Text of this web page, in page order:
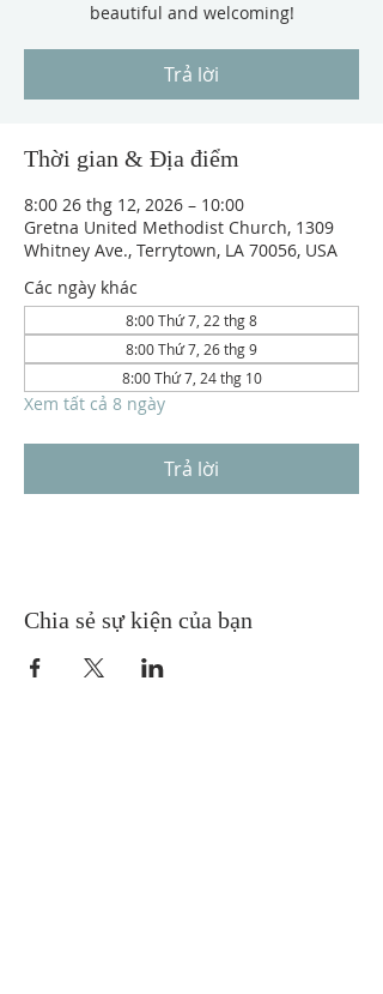
beautiful and welcoming!
Trả lời
Thời gian & Địa điểm
8:00 26 thg 12, 2026 – 10:00
Gretna United Methodist Church, 1309
Whitney Ave., Terrytown, LA 70056, USA
Các ngày khác
8:00 Thứ 7, 22 thg 8
8:00 Thứ 7, 26 thg 9
8:00 Thứ 7, 24 thg 10
Xem tất cả 8 ngày
Trả lời
Chia sẻ sự kiện của bạn